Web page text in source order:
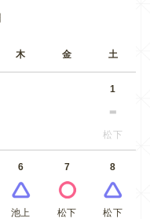
木 金 土
1
松下
6
池上
7
松下
8
松下